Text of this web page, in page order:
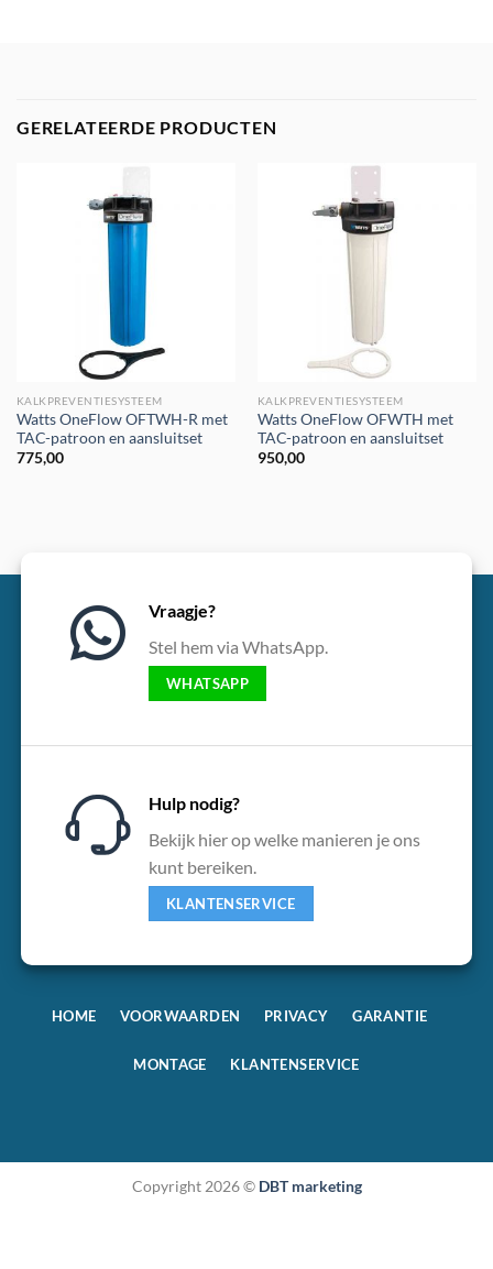
GERELATEERDE PRODUCTEN
KALKPREVENTIESYSTEEM
Watts OneFlow OFTWH-R met
TAC-patroon en aansluitset
775,00
KALKPREVENTIESYSTEEM
Watts OneFlow OFWTH met
TAC-patroon en aansluitset
950,00
Vraagje?
Stel hem via WhatsApp.
WHATSAPP
Hulp nodig?
Bekijk hier op welke manieren je ons
kunt bereiken.
KLANTENSERVICE
HOME VOORWAARDEN PRIVACY GARANTIE
MONTAGE KLANTENSERVICE
Copyright 2026 © DBT marketing